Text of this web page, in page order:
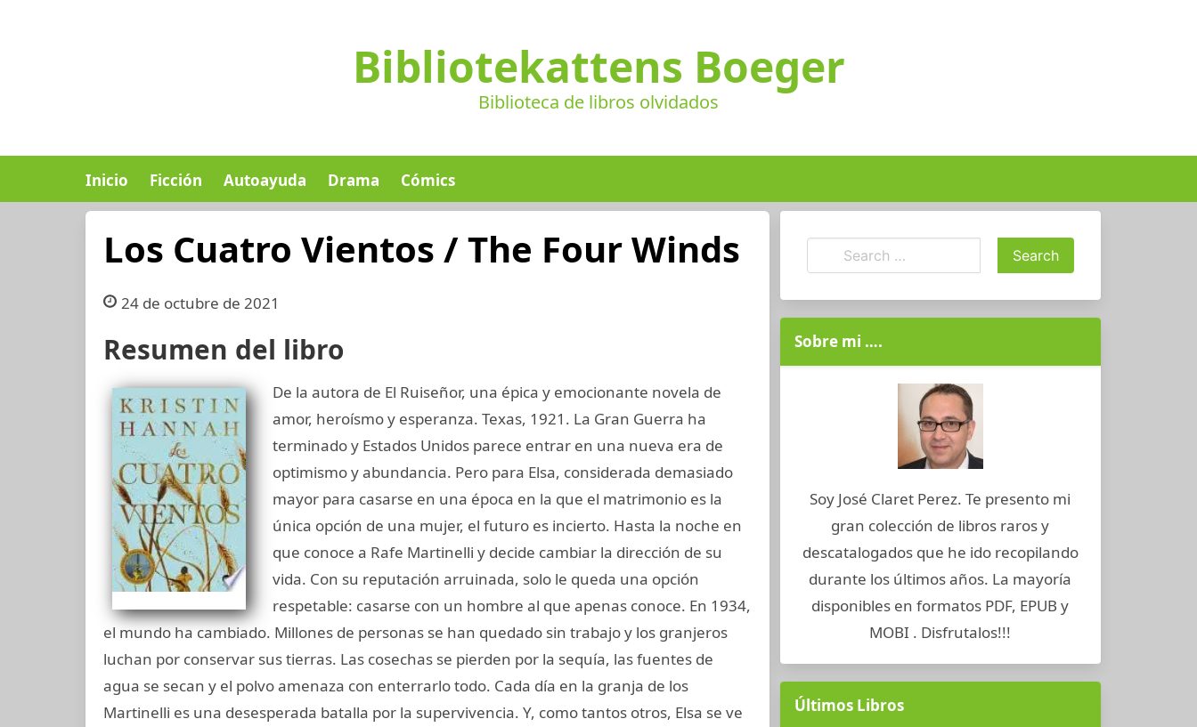
Bibliotekattens Boeger
Biblioteca de libros olvidados
Inicio Ficción Autoayuda Drama Cómics
Los Cuatro Vientos / The Four Winds
24 de octubre de 2021
Resumen del libro
De la autora de El Ruiseñor, una épica y emocionante novela de
amor, heroísmo y esperanza. Texas, 1921. La Gran Guerra ha
terminado y Estados Unidos parece entrar en una nueva era de
optimismo y abundancia. Pero para Elsa, considerada demasiado
mayor para casarse en una época en la que el matrimonio es la
única opción de una mujer, el futuro es incierto. Hasta la noche en
que conoce a Rafe Martinelli y decide cambiar la dirección de su
vida. Con su reputación arruinada, solo le queda una opción
respetable: casarse con un hombre al que apenas conoce. En 1934,
el mundo ha cambiado. Millones de personas se han quedado sin trabajo y los granjeros
luchan por conservar sus tierras. Las cosechas se pierden por la sequía, las fuentes de
agua se secan y el polvo amenaza con enterrarlo todo. Cada día en la granja de los
Martinelli es una desesperada batalla por la supervivencia. Y, como tantos otros, Elsa se ve
Sobre mi ….
Soy José Claret Perez. Te presento mi
gran colección de libros raros y
descatalogados que he ido recopilando
durante los últimos años. La mayoría
disponibles en formatos PDF, EPUB y
MOBI . Disfrutalos!!!
Últimos Libros